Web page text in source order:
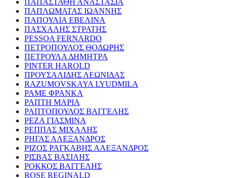
ΠΑΠΛΩΜΑΤΑΣ ΙΩΑΝΝΗΣ
ΠΑΠΟΥΛΙΑ ΕΒΕΛΙΝΑ
ΠΑΣΧΑΛΗΣ ΣΤΡΑΤΗΣ
PESSOA FERNARDO
ΠΕΤΡΟΠΟΥΛΟΣ ΘΟΔΩΡΗΣ
ΠΕΤΡΟΥΛΑ ΔΗΜΗΤΡΑ
PINTER HAROLD
ΠΡΟΥΣΑΛΙΔΗΣ ΛΕΩΝΙΔΑΣ
RAZUMOVSKAYA LYUDMILA
ΡΑΜΕ ΦΡΑΝΚΑ
ΡΑΠΤΗ ΜΑΡΙΑ
ΡΑΠΤΟΠΟΥΛΟΣ ΒΑΓΓΕΛΗΣ
ΡΕΖΑ ΓΙΑΣΜΙΝΑ
ΡΕΠΠΑΣ ΜΙΧΑΛΗΣ
ΡΗΓΑΣ ΑΛΕΞΑΝΔΡΟΣ
ΡΙΖΟΣ ΡΑΓΚΑΒΗΣ ΑΛΕΞΑΝΔΡΟΣ
ΡΙΣΒΑΣ ΒΑΣΙΛΗΣ
ΡΟΚΚΟΣ ΒΑΓΓΕΛΗΣ
ROSE REGINALD